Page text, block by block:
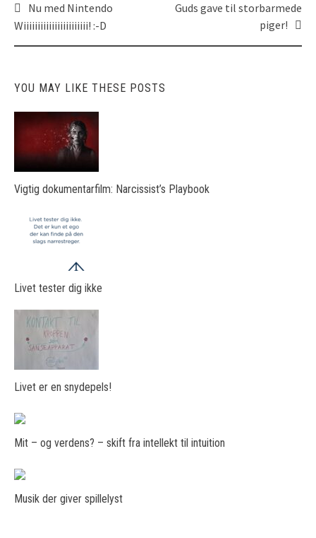
Post
Nu med Nintendo
Wiiiiiiiiiiiiiiiiiiiiiii! :-D
Guds gave til storbarmede
piger!
YOU MAY LIKE THESE POSTS
Vigtig dokumentarfilm: Narcissist’s Playbook
Livet tester dig ikke
Livet er en snydepels!
Mit – og verdens? – skift fra intellekt til intuition
Musik der giver spillelyst